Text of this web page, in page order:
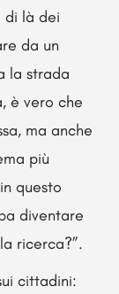
di là dei
da un
la strada
è vero che
ma anche
più
questo
diventare
ricerca?”.
cittadini: